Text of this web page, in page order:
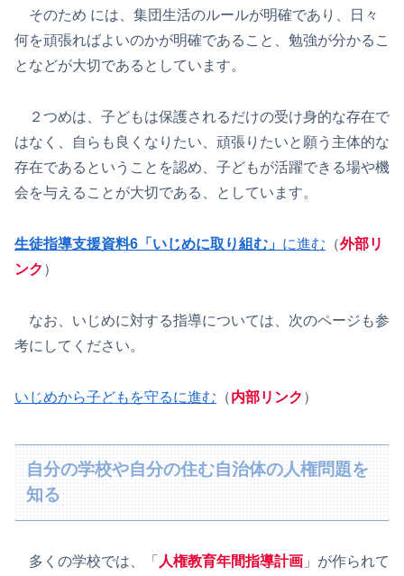
そのため には、集団生活のルールが明確であり、日々
何を頑張ればよいのかが明確であること、勉強が分かるこ
となどが大切であるとしています。
２つめは、子どもは保護されるだけの受け身的な存在で
はなく、自らも良くなりたい、頑張りたいと願う主体的な
存在であるということを認め、子どもが活躍できる場や機
会を与えることが大切である、としています。
生徒指導支援資料6「いじめに取り組む」 に進む （外部リ
ンク ）
なお、いじめに対する指導については、次のページも参
考にしてください。
いじめから子どもを守るに進む （内部リンク ）
自分の学校や自分の住む自治体の人権問題を
知る
多くの学校では、「 人権教育年間指導計画 」が作られて